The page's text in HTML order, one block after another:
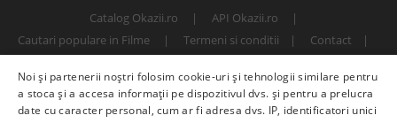
Catalog Okazii.ro
API Okazii.ro
Cautari populare in Filme
Termeni si conditii
Contact
© 2000 - 2026 S.C. BITFACTOR S.R.L.
Noi și partenerii noștri folosim cookie-uri și tehnologii similare pentru
a stoca și a accesa informații pe dispozitivul dvs. și pentru a prelucra
date cu caracter personal, cum ar fi adresa dvs. IP, identificatori unici